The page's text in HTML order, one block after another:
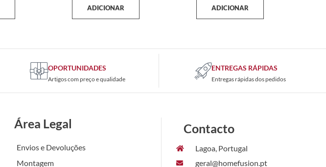
ADICIONAR ADICIONAR
OPORTUNIDADES
Artigos com preço e qualidade
ENTREGAS RÁPIDAS
Entregas rápidas dos pedidos
Área Legal
Envios e Devoluções
Montagem
Contacto
Lagoa, Portugal
geral@homefusion.pt